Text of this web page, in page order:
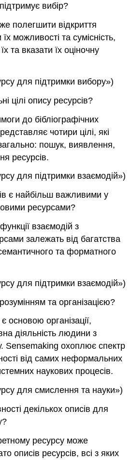
вибір?
полегшити відкриття
можливості та сумісність,
та вказати їх оціночну
для підтримки вибору»)
цілі опису ресурсів?
до бібліографічних
чотири цілі, які
пошук, виявлення,
ресурсів.
для підтримки взаємодій»)
є найбільш важливими у
ресурсами?
взаємодій з
залежать від багатства
та форматного
для підтримки взаємодій»)
та організацією?
є основою організації,
діяльність людини з
Sensemaking охоплює спектр
від самих неформальних
наукових процесів.
для смислення та науки»)
декількох описів для
ресурсу може
описів ресурсів, всі з яких